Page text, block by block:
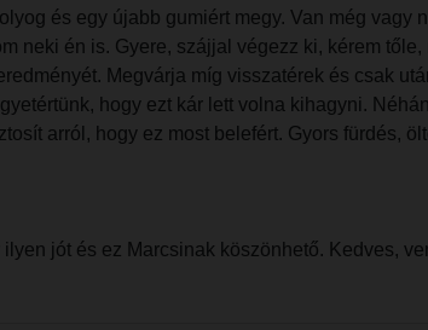
és egy újabb gumiért megy. Van még
neki én is. Gyere, szájjal végezz ki, kérem
Megvárja míg visszatérek és csak
hogy ezt kár lett volna kihagyni.
arról, hogy ez most belefért. Gyors fürdés,
ilyen jót és ez Marcsinak köszönhető. Kedves,